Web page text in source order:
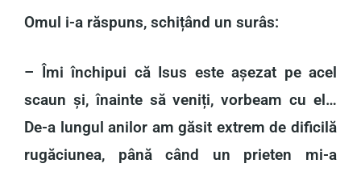
Omul i-a răspuns, schițând un surâs:
– Îmi închipui că Isus este așezat pe acel
scaun și, înainte să veniți, vorbeam cu el…
De-a lungul anilor am găsit extrem de dificilă
rugăciunea, până când un prieten mi-a